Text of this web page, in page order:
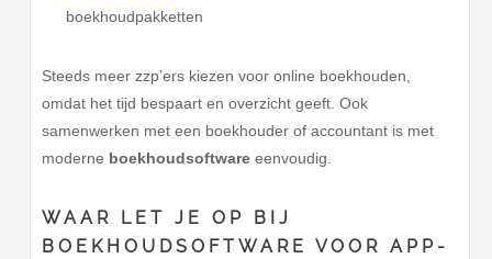
boekhoudpakketten
Steeds meer zzp’ers kiezen voor online boekhouden,
omdat het tijd bespaart en overzicht geeft. Ook
samenwerken met een boekhouder of accountant is met
moderne boekhoudsoftware eenvoudig.
WAAR LET JE OP BIJ
BOEKHOUDSOFTWARE VOOR APP-